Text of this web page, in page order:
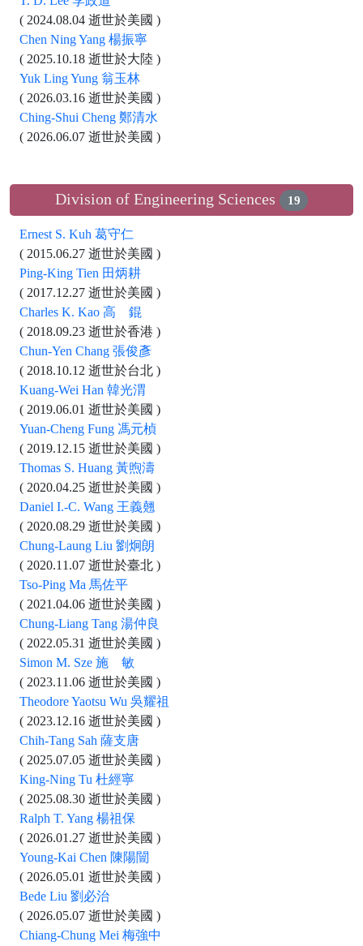
( 2024.08.04 逝世於美國 )
Chen Ning Yang 楊振寧
( 2025.10.18 逝世於大陸 )
Yuk Ling Yung 翁玉林
( 2026.03.16 逝世於美國 )
Ching-Shui Cheng 鄭清水
( 2026.06.07 逝世於美國 )
Division of Engineering Sciences 19
Ernest S. Kuh 葛守仁
( 2015.06.27 逝世於美國 )
Ping-King Tien 田炳耕
( 2017.12.27 逝世於美國 )
Charles K. Kao 高 錕
( 2018.09.23 逝世於香港 )
Chun-Yen Chang 張俊彥
( 2018.10.12 逝世於台北 )
Kuang-Wei Han 韓光渭
( 2019.06.01 逝世於美國 )
Yuan-Cheng Fung 馮元楨
( 2019.12.15 逝世於美國 )
Thomas S. Huang 黃煦濤
( 2020.04.25 逝世於美國 )
Daniel I.-C. Wang 王義翹
( 2020.08.29 逝世於美國 )
Chung-Laung Liu 劉炯朗
( 2020.11.07 逝世於臺北 )
Tso-Ping Ma 馬佐平
( 2021.04.06 逝世於美國 )
Chung-Liang Tang 湯仲良
( 2022.05.31 逝世於美國 )
Simon M. Sze 施 敏
( 2023.11.06 逝世於美國 )
Theodore Yaotsu Wu 吳耀祖
( 2023.12.16 逝世於美國 )
Chih-Tang Sah 薩支唐
( 2025.07.05 逝世於美國 )
King-Ning Tu 杜經寧
( 2025.08.30 逝世於美國 )
Ralph T. Yang 楊祖保
( 2026.01.27 逝世於美國 )
Young-Kai Chen 陳陽闓
( 2026.05.01 逝世於美國 )
Bede Liu 劉必治
( 2026.05.07 逝世於美國 )
Chiang-Chung Mei 梅強中